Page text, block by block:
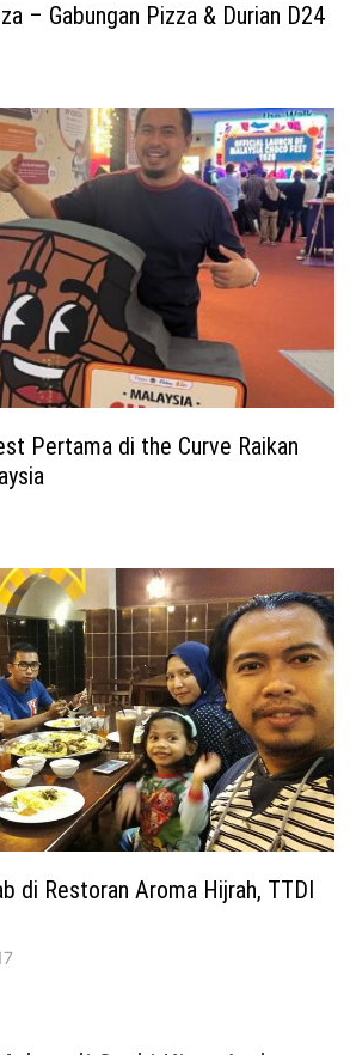
– Gabungan Pizza & Durian D24
Pertama di the Curve Raikan
di Restoran Aroma Hijrah, TTDI